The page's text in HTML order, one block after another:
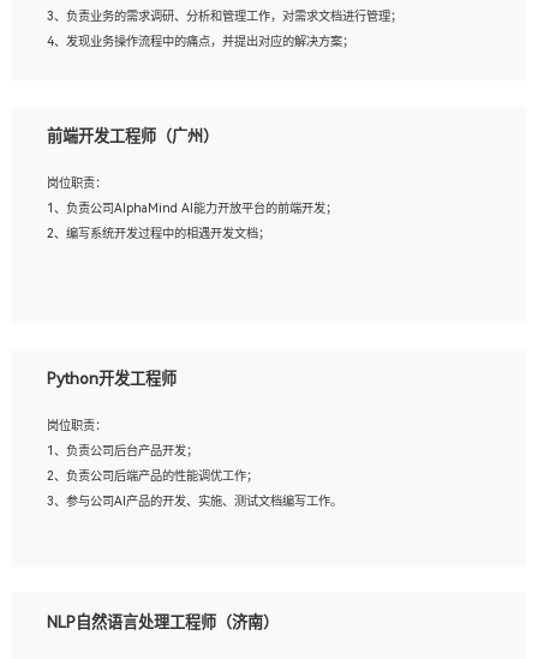
5、熟悉主流虚拟化技术，如：VMware、KVM
6、具备网络方面的基础知识，熟悉常见的网络协议，如TCP/IP，转发原理，路由优
8、有良好的文档编写能力和沟通能力，有RHCE证书优先
3、负责业务的需求调研、分析和管理工作，对需求文档进行管理；
4、发现业务操作流程中的痛点，并提出对应的解决方案；
岗位要求：
2、熟悉产品及需求规划工具，如:Axure、Xmind、MS Project等；
3、具备良好的交流协调能力，有较强的责任感、工作积极主动；
4、有较强的系统需求分析、文档编写能力、沟通能力；
前端开发工程师（广州）
岗位职责：
1、负责公司AlphaMind AI能力开放平台的前端开发；
2、编写系统开发过程中的相遇开发文档；
3、熟悉react/vue/angular任何一种前端框架，熟悉react优先；
5、善于沟通，具有团队意识；
Python开发工程师
岗位职责：
1、负责公司后台产品开发；
2、负责公司后端产品的性能调优工作；
3、参与公司AI产品的开发、实施、测试文档编写工作。
验的更佳；
NLP自然语言处理工程师（济南）